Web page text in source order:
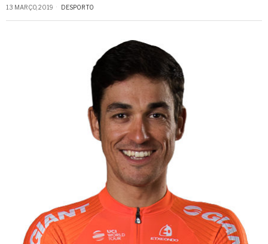
13 MARÇO, 2019 DESPORTO